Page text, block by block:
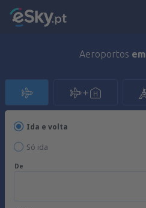
Aeroportos
Ida e volta
Só ida
De